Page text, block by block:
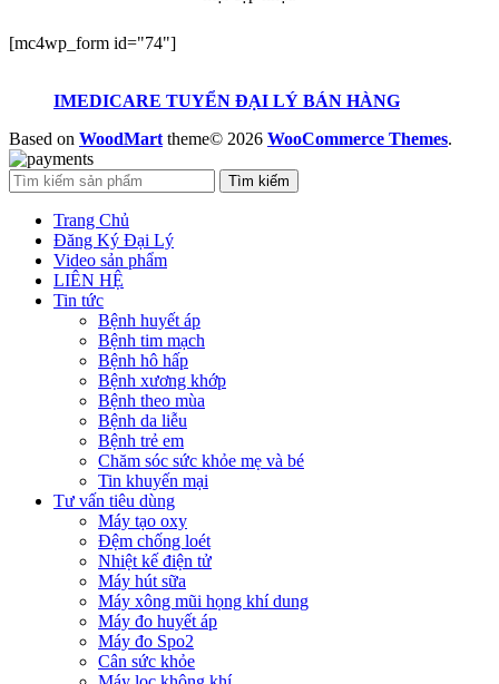
[mc4wp_form id="74"]
IMEDICARE TUYỂN ĐẠI LÝ BÁN HÀNG
Based on WoodMart theme© 2026 WooCommerce Themes.
Tìm kiếm
Trang Chủ
Đăng Ký Đại Lý
Video sản phẩm
LIÊN HỆ
Tin tức
Bệnh huyết áp
Bệnh tim mạch
Bệnh hô hấp
Bệnh xương khớp
Bệnh theo mùa
Bệnh da liễu
Bệnh trẻ em
Chăm sóc sức khỏe mẹ và bé
Tin khuyến mại
Tư vấn tiêu dùng
Máy tạo oxy
Đệm chống loét
Nhiệt kế điện tử
Máy hút sữa
Máy xông mũi họng khí dung
Máy đo huyết áp
Máy đo Spo2
Cân sức khỏe